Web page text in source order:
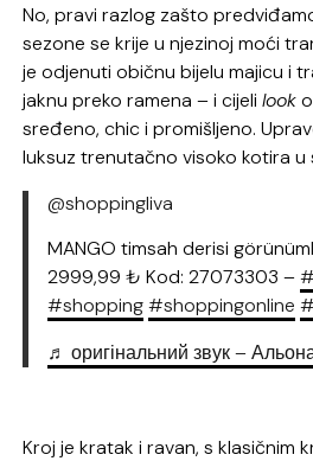
No, pravi razlog zašto
sezone se krije u njezinoj moći
je odjenuti običnu bijelu majicu i
jaknu preko ramena – i cijelilook
sređeno, chic i promišljeno.
luksuz trenutačno visoko kotira u
@shoppingliva
MANGO timsah derisi
2999,99 ₺ Kod: 27073303 –
#shopping#shoppingonline
♬ оригінальний звук –
Kroj je kratak i ravan, s klasičnim